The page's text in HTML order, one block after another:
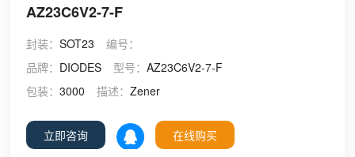
AZ23C6V2-7-F
封装：SOT23
编号：
品牌： DIODES 型号：AZ23C6V2-7-F
包装：3000 描述：Zener
立即咨询 在线购买